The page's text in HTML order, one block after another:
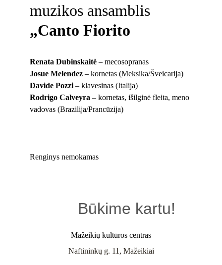
muzikos ansamblis
„Canto Fiorito
Renata Dubinskaitė – mecosopranas
Josue Melendez – kornetas (Meksika/Šveicarija)
Davide Pozzi – klavesinas (Italija)
Rodrigo Calveyra – kornetas, išilginė fleita, meno
vadovas (Brazilija/Prancūzija)
Renginys nemokamas
Būkime kartu!
Mažeikių kultūros centras
Naftininkų g. 11, Mažeikiai